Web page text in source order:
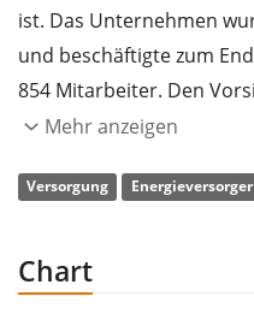
ist. Das Unternehmen
und beschäftigte zum
854 Mitarbeiter. Den
hat Patrick Decostre. Die
Asset Management, Inc.
Geschäftsjahres betrug
Gewinn von 7 Mio. CAD.
Mehr anzeigen
Versorgung Energieversorger
Chart